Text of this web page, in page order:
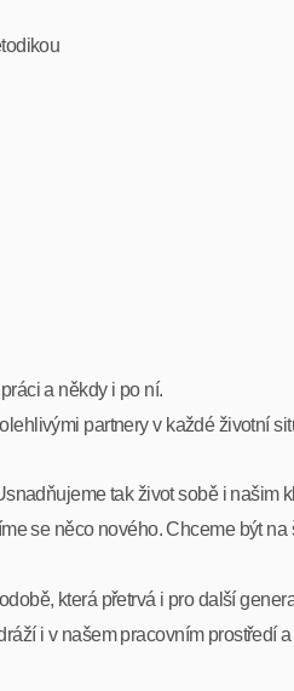
a někdy i po ní.
partnery v každé životní
tak život sobě i našim
se něco nového. Chceme být na
která přetrvá i pro další
i v našem pracovním prostředí